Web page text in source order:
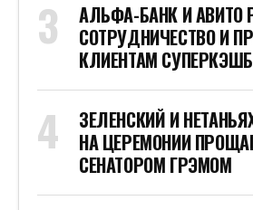
АЛЬФА-БАНК И
СОТРУДНИЧЕСТВО И
КЛИЕНТАМ
ЗЕЛЕНСКИЙ И
НА ЦЕРЕМОНИИ
СЕНАТОРОМ ГРЭМОМ